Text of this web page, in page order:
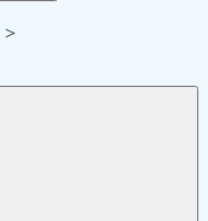
>